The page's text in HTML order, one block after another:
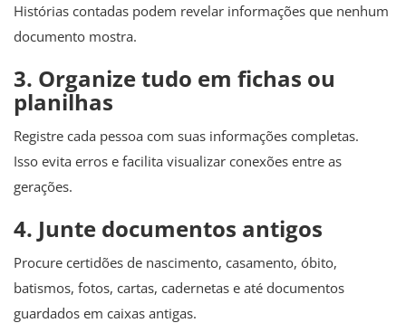
Histórias contadas podem revelar informações que nenhum
documento mostra.
3. Organize tudo em fichas ou
planilhas
Registre cada pessoa com suas informações completas.
Isso evita erros e facilita visualizar conexões entre as
gerações.
4. Junte documentos antigos
Procure certidões de nascimento, casamento, óbito,
batismos, fotos, cartas, cadernetas e até documentos
guardados em caixas antigas.